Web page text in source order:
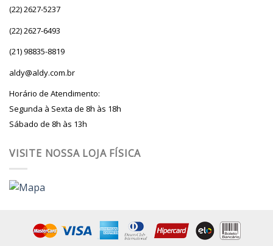
(22) 2627-5237
(22) 2627-6493
(21) 98835-8819
aldy@aldy.com.br
Horário de Atendimento:
Segunda à Sexta de 8h às 18h
Sábado de 8h às 13h
VISITE NOSSA LOJA FÍSICA